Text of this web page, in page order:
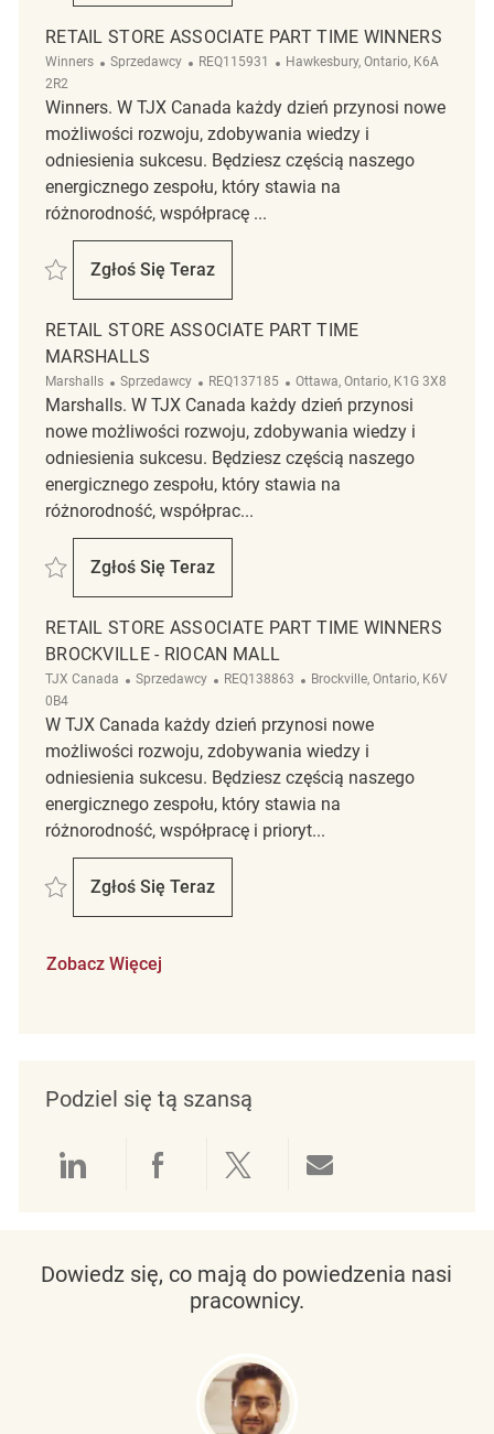
RETAIL STORE ASSOCIATE PART TIME WINNERS
Winners Kategoria
Sprzedawcy ReqId
REQ115931 Lokalizacja
Hawkesbury, Ontario, K6A
2R2
Winners. W TJX Canada każdy dzień przynosi nowe
możliwości rozwoju, zdobywania wiedzy i
odniesienia sukcesu. Będziesz częścią naszego
energicznego zespołu, który stawia na
różnorodność, współpracę ...
Zapisać Retail Store Associate Part Time Winners REQ115931
Zgłoś Się Teraz
Retail Store Associate Part Time Winners
RETAIL STORE ASSOCIATE PART TIME
MARSHALLS
Marshalls Kategoria
Sprzedawcy ReqId
REQ137185 Lokalizacja
Ottawa, Ontario, K1G 3X8
Marshalls. W TJX Canada każdy dzień przynosi
nowe możliwości rozwoju, zdobywania wiedzy i
odniesienia sukcesu. Będziesz częścią naszego
energicznego zespołu, który stawia na
różnorodność, współprac...
Zapisać Retail Store Associate Part Time Marshalls REQ137185
Zgłoś Się Teraz
Retail Store Associate Part Time Marshalls
RETAIL STORE ASSOCIATE PART TIME WINNERS
BROCKVILLE - RIOCAN MALL
TJX Canada Kategoria
Sprzedawcy ReqId
REQ138863 Lokalizacja
Brockville, Ontario, K6V
0B4
W TJX Canada każdy dzień przynosi nowe
możliwości rozwoju, zdobywania wiedzy i
odniesienia sukcesu. Będziesz częścią naszego
energicznego zespołu, który stawia na
różnorodność, współpracę i prioryt...
Zapisać Retail Store Associate Part Time Winners Brockville - Riocan
Zgłoś Się Teraz
Retail Store Associate Part Time Winners
Zobacz Więcej
Podziel się tą szansą
Udostępnianie przez LinkedIn
Udostępnianie przez
Udostępnij przez
Dowiedz się, co mają do powiedzenia nasi
pracownicy.